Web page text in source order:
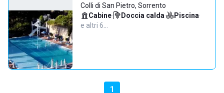
Colli di San Pietro, Sorrento
Cabine· Doccia calda· Piscina·
e altri 6…
1